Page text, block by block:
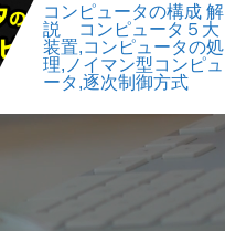
コンピュータの構成 解
説 コンピュータ５大
装置,コンピュータの処
理,ノイマン型コンピュ
ータ,逐次制御方式